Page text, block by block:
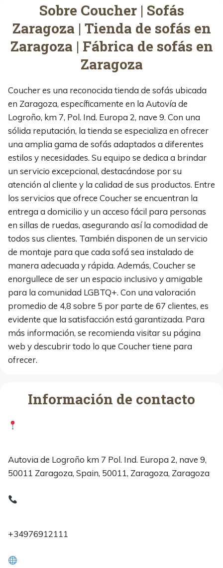
Sobre Coucher | Sofás
Zaragoza | Tienda de sofás en
Zaragoza | Fábrica de sofás en
Zaragoza
Coucher es una reconocida tienda de sofás ubicada
en Zaragoza, específicamente en la Autovía de
Logroño, km 7, Pol. Ind. Europa 2, nave 9. Con una
sólida reputación, la tienda se especializa en ofrecer
una amplia gama de sofás adaptados a diferentes
estilos y necesidades. Su equipo se dedica a brindar
un servicio excepcional, destacándose por su
atención al cliente y la calidad de sus productos. Entre
los servicios que ofrece Coucher se encuentran la
entrega a domicilio y un acceso fácil para personas
en sillas de ruedas, asegurando así la comodidad de
todos sus clientes. También disponen de un servicio
de montaje para que cada sofá sea instalado de
manera adecuada y rápida. Además, Coucher se
enorgullece de ser un espacio inclusivo y amigable
para la comunidad LGBTQ+. Con una valoración
promedio de 4,8 sobre 5 por parte de 67 clientes, es
evidente que la satisfacción está garantizada. Para
más información, se recomienda visitar su página
web y descubrir todo lo que Coucher tiene para
ofrecer.
Información de contacto
Autovia de Logroño km 7 Pol. Ind. Europa 2, nave 9,
50011 Zaragoza, Spain, 50011, Zaragoza, Zaragoza
+34976912111